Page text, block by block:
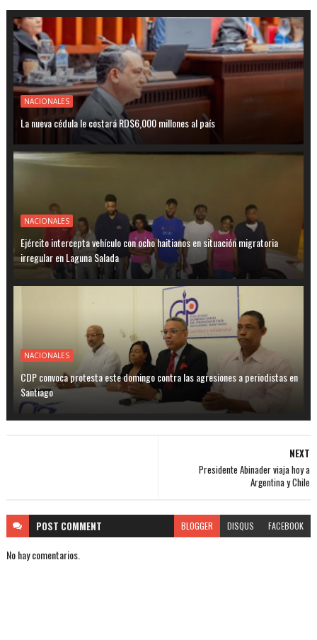
NACIONALES
La nueva cédula le costará RD$6,000 millones al país
NACIONALES
Ejército intercepta vehículo con ocho haitianos en situación migratoria
irregular en Laguna Salada
NACIONALES
CDP convoca protesta este domingo contra las agresiones a periodistas en
Santiago
NEXT
Presidente Abinader viaja hoy a
Argentina y Chile
POST COMMENT BLOGGER DISQUS FACEBOOK
No hay comentarios.